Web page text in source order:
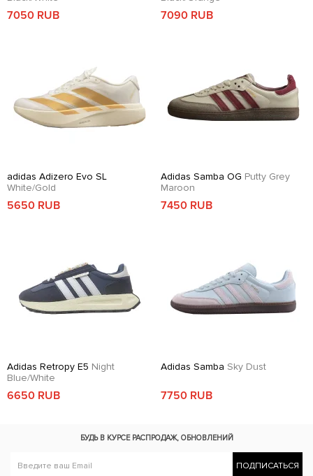
7050 RUB 7090 RUB
adidas Adizero Evo SL
White/Gold
5650 RUB
Adidas Samba OG Putty Grey
Maroon
7450 RUB
Adidas Retropy E5 Night
Blue/White
6650 RUB
Adidas Samba Sky Dust
7750 RUB
БУДЬ В КУРСЕ РАСПРОДАЖ, ОБНОВЛЕНИЙ
ПОДПИСАТЬСЯ